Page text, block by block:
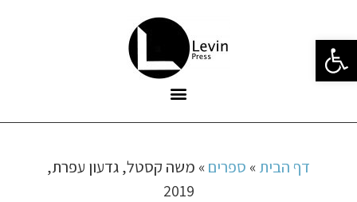
פתח סרגל נגישות
דף הבית» ספרים» משה קסטל, גדעון עפרת,
2019